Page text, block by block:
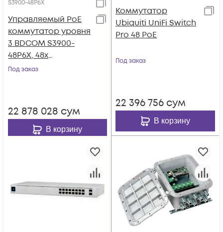
S3900-48P6X
Управляемый PoE
коммутатор уровня
3 BDCOM S3900-
48P6X, 48x
10/100/1000BaseT
Под заказ
22 878 028 сум
В корзину
Коммутатор
Ubiquiti UniFi Switch
Pro 48 PoE
Под заказ
22 396 756 сум
В корзину